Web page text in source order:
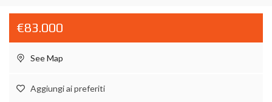
€83.000
See Map
Aggiungi ai preferiti